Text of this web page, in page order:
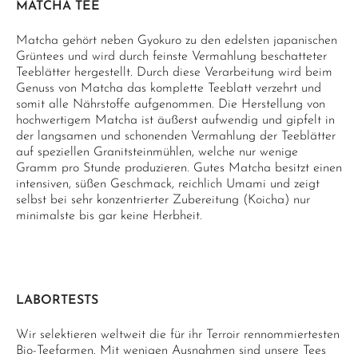
MATCHA TEE
Matcha gehört neben Gyokuro zu den edelsten japanischen
Grüntees und wird durch feinste Vermahlung beschatteter
Teeblätter hergestellt. Durch diese Verarbeitung wird beim
Genuss von Matcha das komplette Teeblatt verzehrt und
somit alle Nährstoffe aufgenommen. Die Herstellung von
hochwertigem Matcha ist äußerst aufwendig und gipfelt in
der langsamen und schonenden Vermahlung der Teeblätter
auf speziellen Granitsteinmühlen, welche nur wenige
Gramm pro Stunde produzieren. Gutes Matcha besitzt einen
intensiven, süßen Geschmack, reichlich Umami und zeigt
selbst bei sehr konzentrierter Zubereitung (Koicha) nur
minimalste bis gar keine Herbheit.
LABORTESTS
Wir selektieren weltweit die für ihr Terroir rennommiertesten
Bio-Teefarmen. Mit wenigen Ausnahmen sind unsere Tees